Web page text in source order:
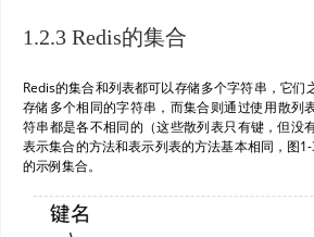
1.2.3 Redis的集合
Redis的集合和列表都可以存储多个字符串，它们
存储多个相同的字符串，而集合则通过使用散列
符串都是各不相同的（这些散列表只有键，但没
表示集合的方法和表示列表的方法基本相同，图
的示例集合。